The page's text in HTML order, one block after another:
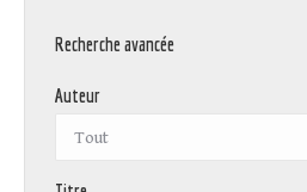
Recherche avancée
Auteur